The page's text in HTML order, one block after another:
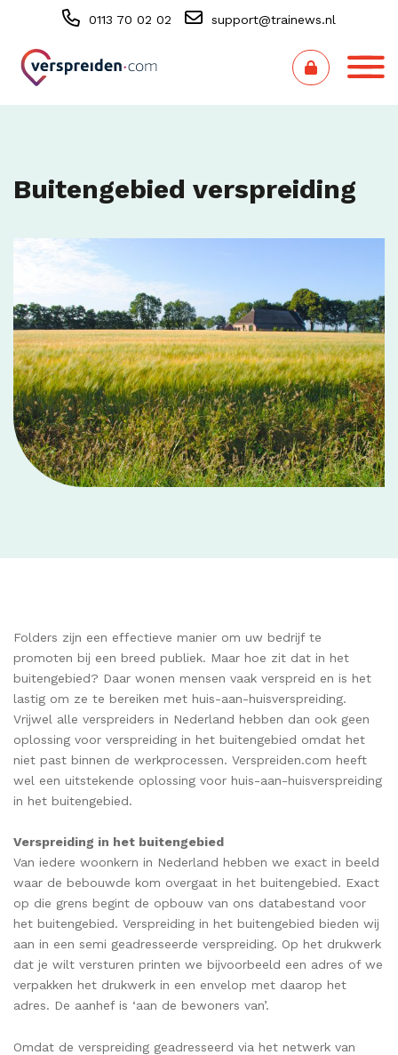
0113 70 02 02 support@trainews.nl
Buitengebied verspreiding
Folders zijn een effectieve manier om uw bedrijf te
promoten bij een breed publiek. Maar hoe zit dat in het
buitengebied? Daar wonen mensen vaak verspreid en is het
lastig om ze te bereiken met huis-aan-huisverspreiding.
Vrijwel alle verspreiders in Nederland hebben dan ook geen
oplossing voor verspreiding in het buitengebied omdat het
niet past binnen de werkprocessen. Verspreiden.com heeft
wel een uitstekende oplossing voor huis-aan-huisverspreiding
in het buitengebied.
Verspreiding in het buitengebied
Van iedere woonkern in Nederland hebben we exact in beeld
waar de bebouwde kom overgaat in het buitengebied. Exact
op die grens begint de opbouw van ons databestand voor
het buitengebied. Verspreiding in het buitengebied bieden wij
aan in een semi geadresseerde verspreiding. Op het drukwerk
dat je wilt versturen printen we bijvoorbeeld een adres of we
verpakken het drukwerk in een envelop met daarop het
adres. De aanhef is ‘aan de bewoners van’.
Omdat de verspreiding geadresseerd via het netwerk van